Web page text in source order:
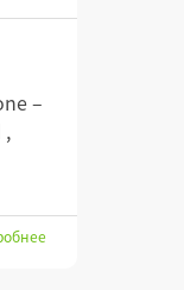
–
,